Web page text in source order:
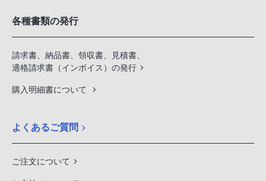
各種書類の発行
請求書、納品書、領収書、見積書、
適格請求書（インボイス）の発行
購入明細書について
よくあるご質問
ご注文について